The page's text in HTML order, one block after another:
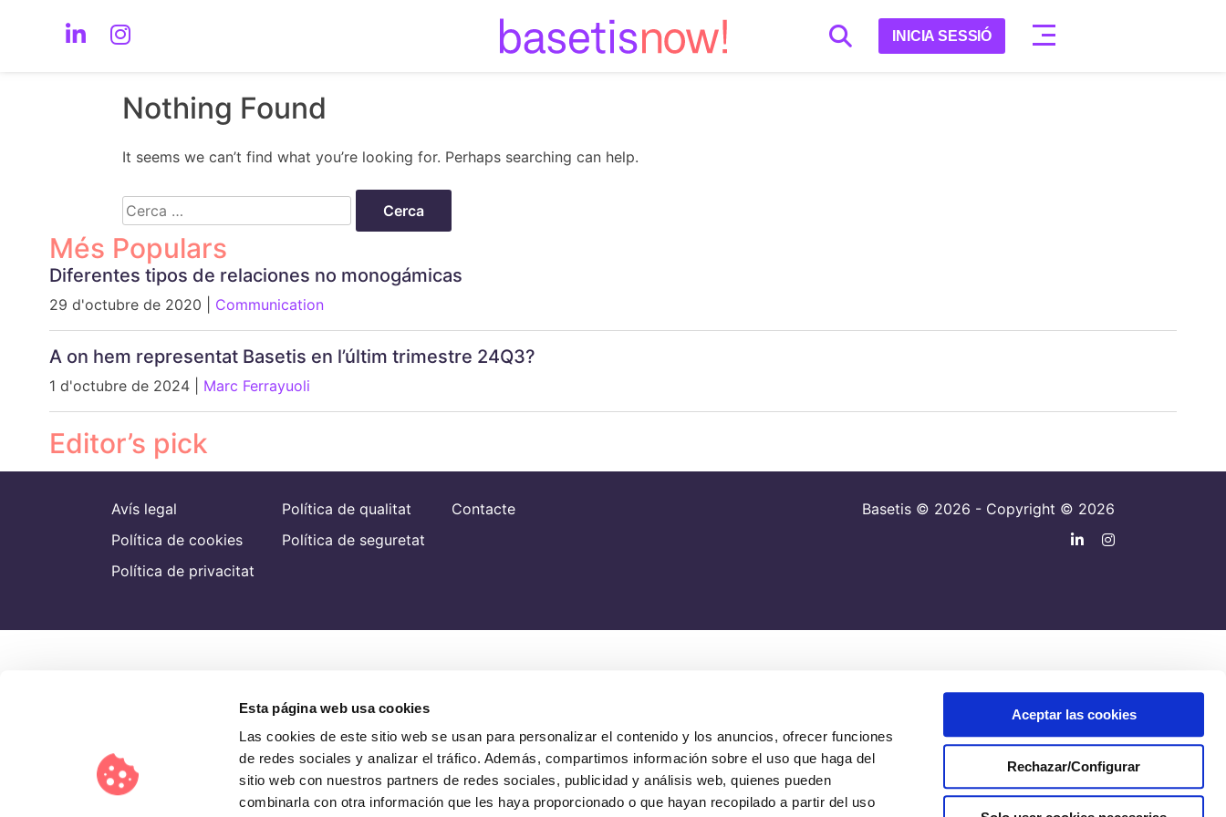
Esta página web usa cookies
Las cookies de este sitio web se usan para personalizar el contenido y los anuncios, ofrecer funciones
de redes sociales y analizar el tráfico. Además, compartimos información sobre el uso que haga del
sitio web con nuestros partners de redes sociales, publicidad y análisis web, quienes pueden
combinarla con otra información que les haya proporcionado o que hayan recopilado a partir del uso
Aceptar las cookies
Rechazar/Configurar
to
content
INICIA SESSIÓ
Nothing Found
It seems we can’t find what you’re looking for. Perhaps searching can help.
Cerca:
Més Populars
Diferentes tipos de relaciones no monogámicas
29 d'octubre de 2020 | Communication
A on hem representat Basetis en l’últim trimestre 24Q3?
1 d'octubre de 2024 | Marc Ferrayuoli
Editor’s pick
Avís legal
Política de cookies
Política de privacitat
Política de qualitat
Política de seguretat
Contacte Basetis © 2026 - Copyright © 2026